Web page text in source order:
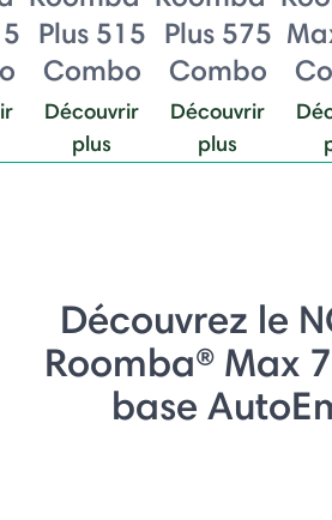
Plus 515
Combo
Découvrir
plus
Plus 575
Combo
Découvrir
plus
Découvrez le
Roomba® Max
base